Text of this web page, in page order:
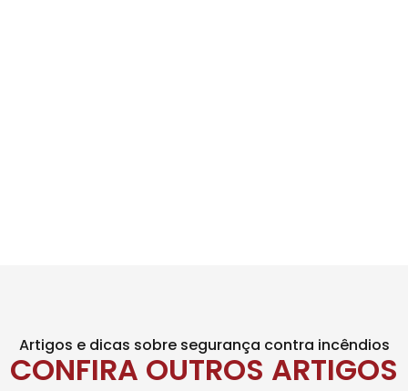
Artigos e dicas sobre segurança contra incêndios
CONFIRA OUTROS ARTIGOS